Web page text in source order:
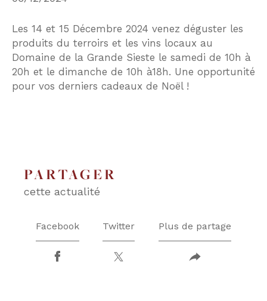
Les 14 et 15 Décembre 2024 venez déguster les
produits du terroirs et les vins locaux au
Domaine de la Grande Sieste le samedi de 10h à
20h et le dimanche de 10h à18h. Une opportunité
pour vos derniers cadeaux de Noël !
PARTAGER
cette actualité
Facebook Twitter Plus de partage
COUPS DE COEUR EXCLUSIVITÉS
NOUVEAUTÉS